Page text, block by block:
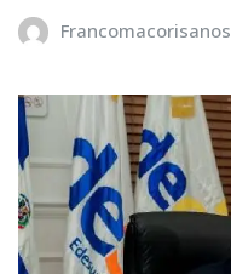
Francomacorisanos